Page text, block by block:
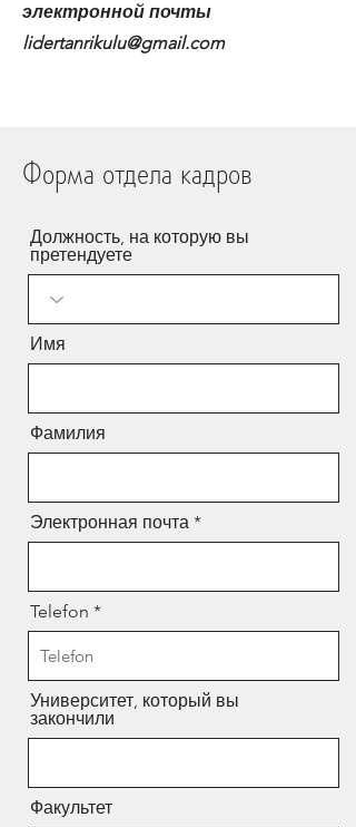
электронной почты
lidertanrikulu@gmail.com
Форма отдела кадров
Должность, на которую вы
претендуете
Имя
Фамилия
Электронная почта
Telefon
Университет, который вы
закончили
Факультет